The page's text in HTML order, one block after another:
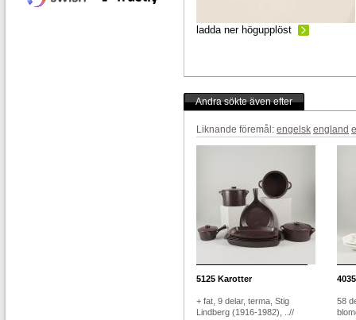
ladda ner högupplöst
Andra sökte även efter
Liknande föremål: engelsk england
5125 Karotter
+ fat, 9 delar, terma, Stig
Lindberg (1916-1982), ..//
4035
58